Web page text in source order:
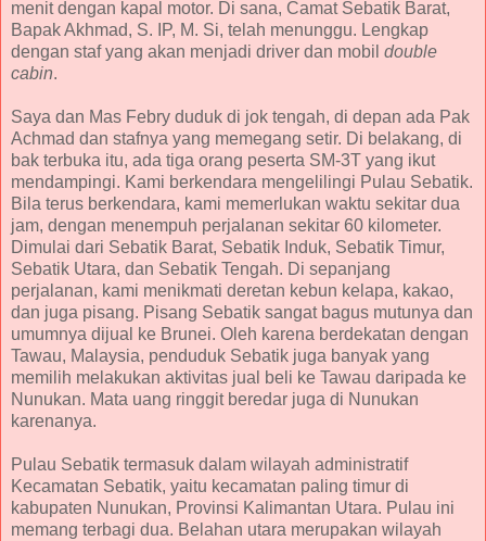
menit dengan kapal motor. Di sana, Camat Sebatik Barat,
Bapak Akhmad, S. IP, M. Si, telah menunggu. Lengkap
dengan staf yang akan menjadi driver dan mobil double
cabin.
Saya dan Mas Febry duduk di jok tengah, di depan ada Pak
Achmad dan stafnya yang memegang setir. Di belakang, di
bak terbuka itu, ada tiga orang peserta SM-3T yang ikut
mendampingi. Kami berkendara mengelilingi Pulau Sebatik.
Bila terus berkendara, kami memerlukan waktu sekitar dua
jam, dengan menempuh perjalanan sekitar 60 kilometer.
Dimulai dari Sebatik Barat, Sebatik Induk, Sebatik Timur,
Sebatik Utara, dan Sebatik Tengah. Di sepanjang
perjalanan, kami menikmati deretan kebun kelapa, kakao,
dan juga pisang. Pisang Sebatik sangat bagus mutunya dan
umumnya dijual ke Brunei. Oleh karena berdekatan dengan
Tawau, Malaysia, penduduk Sebatik juga banyak yang
memilih melakukan aktivitas jual beli ke Tawau daripada ke
Nunukan. Mata uang ringgit beredar juga di Nunukan
karenanya.
Pulau Sebatik termasuk dalam wilayah administratif
Kecamatan Sebatik, yaitu kecamatan paling timur di
kabupaten Nunukan, Provinsi Kalimantan Utara. Pulau ini
memang terbagi dua. Belahan utara merupakan wilayah